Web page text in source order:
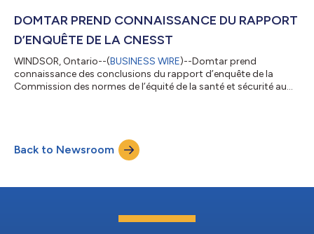
générale 11-206 relative au traitement des demandes de
révocation de l’état d’é...
DOMTAR PREND CONNAISSANCE DU RAPPORT
D’ENQUÊTE DE LA CNESST
WINDSOR, Ontario--(BUSINESS WIRE)--Domtar prend
connaissance des conclusions du rapport d’enquête de la
Commission des normes de l’équité de la santé et sécurité au
d’accompagner les familles et les proches touchés par ce
malheureux évènement », souligne Sylvain Bricault, directeur
général de l’usine Domtar de Winds...
Back to Newsroom